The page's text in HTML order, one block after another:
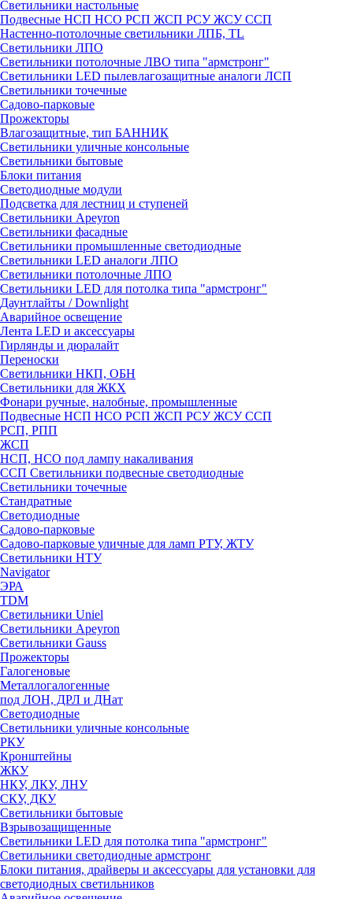
Светильники настольные
Подвесные НСП НСО РСП ЖСП РСУ ЖСУ ССП
Настенно-потолочные светильники ЛПБ, TL
Светильники ЛПО
Светильники потолочные ЛВО типа "армстронг"
Светильники LED пылевлагозащитные аналоги ЛСП
Светильники точечные
Садово-парковые
Прожекторы
Влагозащитные, тип БАННИК
Светильники уличные консольные
Светильники бытовые
Блоки питания
Светодиодные модули
Подсветка для лестниц и ступеней
Светильники Apeyron
Светильники фасадные
Светильники промышленные светодиодные
Светильники LED аналоги ЛПО
Светильники потолочные ЛПО
Светильники LED для потолка типа "армстронг"
Даунтлайты / Downlight
Аварийное освещение
Лента LED и аксессуары
Гирлянды и дюралайт
Переноски
Светильники НКП, ОБН
Светильники для ЖКХ
Фонари ручные, налобные, промышленные
Подвесные НСП НСО РСП ЖСП РСУ ЖСУ ССП
РСП, РПП
ЖСП
НСП, НСО под лампу накаливания
ССП Светильники подвесные светодиодные
Светильники точечные
Стандратные
Светодиодные
Садово-парковые
Садово-парковые уличные для ламп РТУ, ЖТУ
Светильники НТУ
Navigator
ЭРА
TDM
Светильники Uniel
Светильники Apeyron
Светильники Gauss
Прожекторы
Галогеновые
Металлогалогенные
под ЛОН, ДРЛ и ДНат
Светодиодные
Светильники уличные консольные
РКУ
Кронштейны
ЖКУ
НКУ, ЛКУ, ЛНУ
СКУ, ДКУ
Светильники бытовые
Взрывозащищенные
Светильники LED для потолка типа "армстронг"
Светильники светодиодные армстронг
Блоки питания, драйверы и аксессуары для установки для
светодиодных светильников